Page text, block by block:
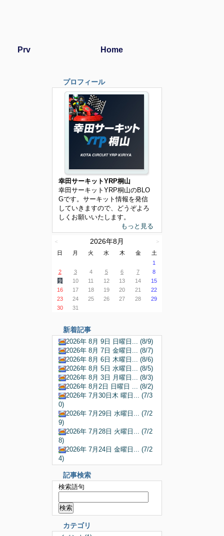
Prv Home
プロフィール
幸田サーキットYRP桐山
幸田サーキットYRP桐山のBLO
Gです。サーキット情報を発信
していきますので、どうぞよろ
しくお願いいたします。
もっと見る
＜ 2026年8月
＞
日
月 火 水 木 金
土
1
2
3 4 5 6 7
8
9
10 11 12 13 14
15
16
17 18 19 20 21
22
23
24 25 26 27 28
29
30
31
新着記事
2026年 8月 9日 日曜日... (8/9)
2026年 8月 7日 金曜日... (8/7)
2026年 8月 6日 木曜日... (8/6)
2026年 8月 5日 水曜日... (8/5)
2026年 8月 3日 月曜日... (8/3)
2026年 8月2日 日曜日 ... (8/2)
2026年 7月30日木 曜日... (7/3
0)
2026年 7月29日 水曜日... (7/2
9)
2026年 7月28日 火曜日... (7/2
8)
2026年 7月24日 金曜日... (7/2
4)
記事検索
検索語句
カテゴリ